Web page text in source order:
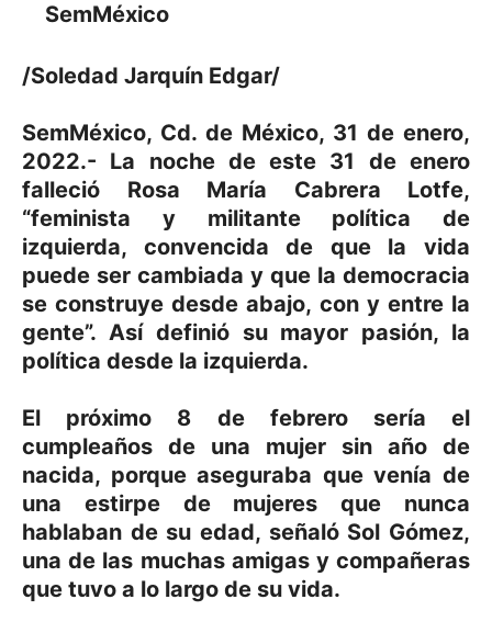
SemMéxico
/Soledad Jarquín Edgar/
SemMéxico, Cd. de México, 31 de enero,
2022.- La noche de este 31 de enero
falleció Rosa María Cabrera Lotfe,
“feminista y militante política de
izquierda, convencida de que la vida
puede ser cambiada y que la democracia
se construye desde abajo, con y entre la
gente”. Así definió su mayor pasión, la
política desde la izquierda.
El próximo 8 de febrero sería el
cumpleaños de una mujer sin año de
nacida, porque aseguraba que venía de
una estirpe de mujeres que nunca
hablaban de su edad, señaló Sol Gómez,
una de las muchas amigas y compañeras
que tuvo a lo largo de su vida.